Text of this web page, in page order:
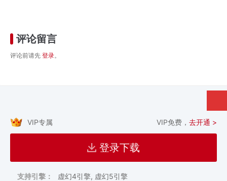
评论留言
评论前请先 登录。
VIP专属 VIP免费， 去开通 >
登录下载
支持引擎：
虚幻4引擎, 虚幻5引擎